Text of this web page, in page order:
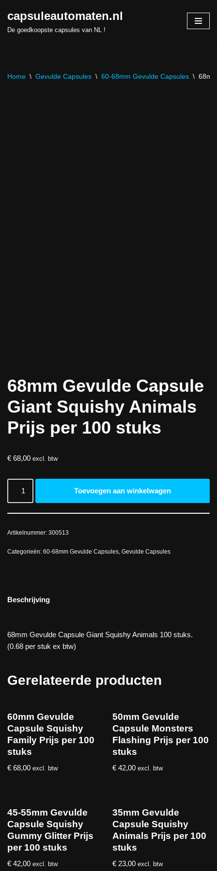
Skip
capsuleautomaten.nl
De goedkoopste capsules van NL !
Home \ Gevulde Capsules \ 60-68mm Gevulde Capsules \
68mm Gevulde Capsule
Giant Squishy Animals
Prijs per 100 stuks
€ 68,00 excl. btw
Toevoegen aan winkelwagen
Artikelnummer: 300513
Categorieën: 60-68mm Gevulde Capsules Gevulde Capsules
Beschrijving
68mm Gevulde Capsule Giant Squishy Animals 100 stuks.
(0.68 per stuk ex btw)
Gerelateerde producten
60mm Gevulde
Capsule Squishy
Family Prijs per 100
stuks
€ 68,00 excl. btw
50mm Gevulde
Capsule Monsters
Flashing Prijs per 100
stuks
€ 42,00 excl. btw
45-55mm Gevulde
Capsule Squishy
Gummy Glitter Prijs
per 100 stuks
€ 42,00 excl. btw
35mm Gevulde
Capsule Squishy
Animals Prijs per 100
stuks
€ 23,00 excl. btw